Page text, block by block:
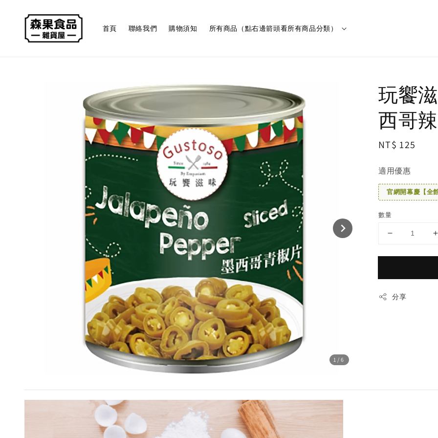
首頁 聯絡我們 購物須知 所有商品（點右邊箭頭看所有商品分類）
1 /6
玩饗
西哥
Regular
NT$ 125
適用優惠
官網開幕慶【全
數量
分享